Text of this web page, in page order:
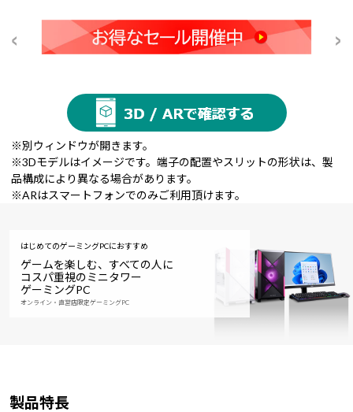
※別ウィンドウが開きます。
※3Dモデルはイメージです。端子の配置やスリットの形状は、製
品構成により異なる場合があります。
※ARはスマートフォンでのみご利用頂けます。
はじめてのゲーミングPCにおすすめ
ゲームを楽しむ、すべての人に
コスパ重視のミニタワー
ゲーミングPC
オンライン・直営店限定ゲーミングPC
製品特長